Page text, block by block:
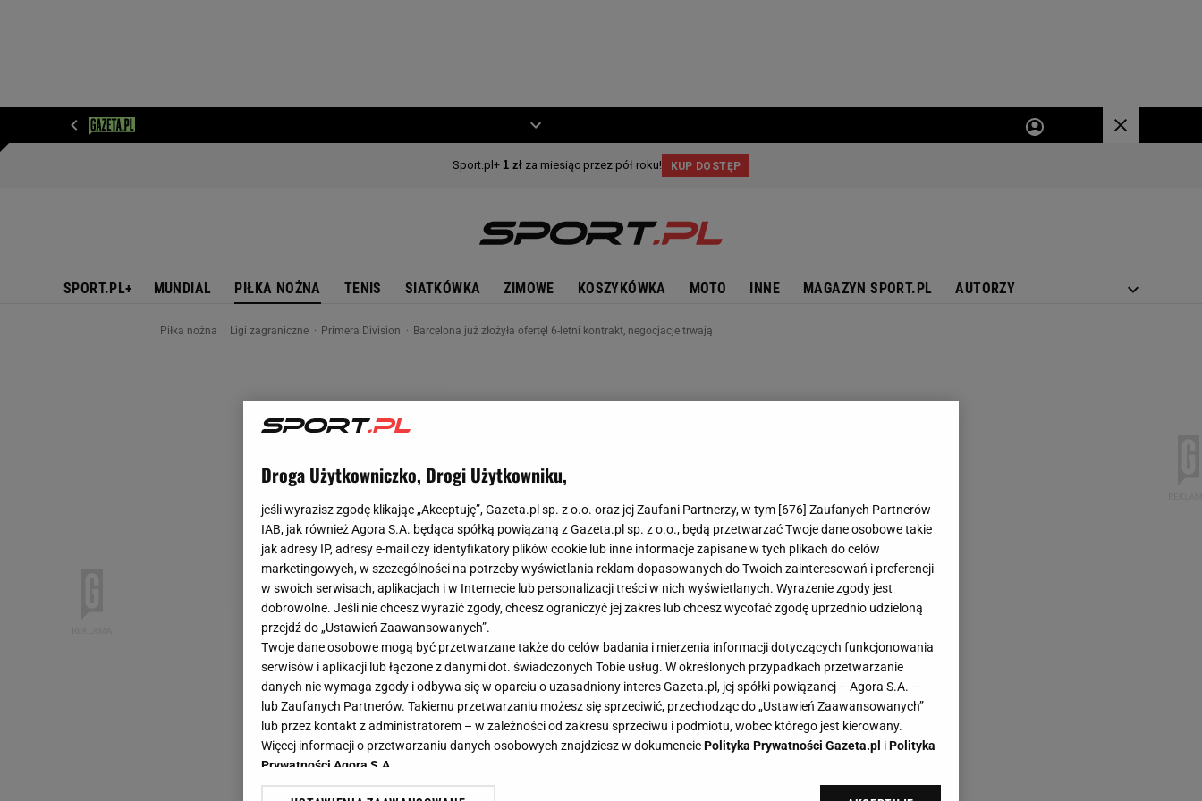
SPORT.PL+ MUNDIAL PIŁKA NOŻNA TENIS SIATKÓWKA ZIMOWE KOSZYKÓWKA MOTO INNE MAGAZYN SPORT.PL AUTORZY
Piłka nożna Ligi zagraniczne Primera Division Barcelona już złożyła ofertę! 6-letni kontrakt, negocjacje trwają
Droga Użytkowniczko, Drogi Użytkowniku,
jeśli wyrazisz zgodę klikając „Akceptuję”, Gazeta.pl sp. z o.o. oraz jej Zaufani Partnerzy, w tym [676] Zaufanych Partnerów
IAB, jak również Agora S.A. będąca spółką powiązaną z Gazeta.pl sp. z o.o., będą przetwarzać Twoje dane osobowe takie
jak adresy IP, adresy e-mail czy identyfikatory plików cookie lub inne informacje zapisane w tych plikach do celów
marketingowych, w szczególności na potrzeby wyświetlania reklam dopasowanych do Twoich zainteresowań i preferencji
w swoich serwisach, aplikacjach i w Internecie lub personalizacji treści w nich wyświetlanych. Wyrażenie zgody jest
dobrowolne. Jeśli nie chcesz wyrazić zgody, chcesz ograniczyć jej zakres lub chcesz wycofać zgodę uprzednio udzieloną
przejdź do „Ustawień Zaawansowanych”.
Twoje dane osobowe mogą być przetwarzane także do celów badania i mierzenia informacji dotyczących funkcjonowania
serwisów i aplikacji lub łączone z danymi dot. świadczonych Tobie usług. W określonych przypadkach przetwarzanie
danych nie wymaga zgody i odbywa się w oparciu o uzasadniony interes Gazeta.pl, jej spółki powiązanej – Agora S.A. –
lub Zaufanych Partnerów. Takiemu przetwarzaniu możesz się sprzeciwić, przechodząc do „Ustawień Zaawansowanych”
lub przez kontakt z administratorem – w zależności od zakresu sprzeciwu i podmiotu, wobec którego jest kierowany.
Więcej informacji o przetwarzaniu danych osobowych znajdziesz w dokumenciePolityka Prywatności Gazeta.pl iPolityka
Prywatności Agora S.A.